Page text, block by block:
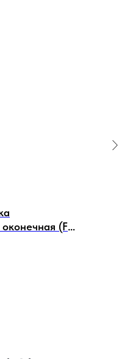
(F